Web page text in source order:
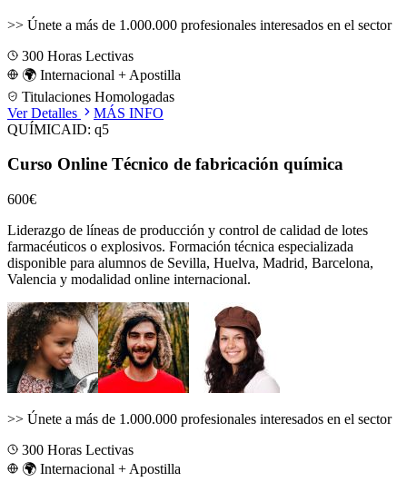
>> Únete a más de 1.000.000 profesionales interesados en el sector
300 Horas Lectivas
🌍 Internacional + Apostilla
Titulaciones Homologadas
Ver Detalles
MÁS INFO
QUÍMICAID: q5
Curso Online Técnico de fabricación química
600€
Liderazgo de líneas de producción y control de calidad de lotes
farmacéuticos o explosivos. Formación técnica especializada
disponible para alumnos de Sevilla, Huelva, Madrid, Barcelona,
Valencia y modalidad online internacional.
>> Únete a más de 1.000.000 profesionales interesados en el sector
300 Horas Lectivas
🌍 Internacional + Apostilla